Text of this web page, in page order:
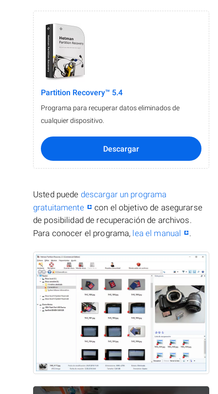
Partition Recovery™ 5.4
Programa para recuperar datos eliminados de
cualquier dispositivo.
Descargar
Usted puede descargar un programa
gratuitamente
con el objetivo de asegurarse
de posibilidad de recuperación de archivos.
Para conocer el programa, lea el manual .